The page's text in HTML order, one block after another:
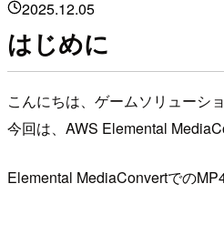
2025.12.05
はじめに
こんにちは、ゲームソリューシ
今回は、AWS Elemental
Elemental MediaConvertでの